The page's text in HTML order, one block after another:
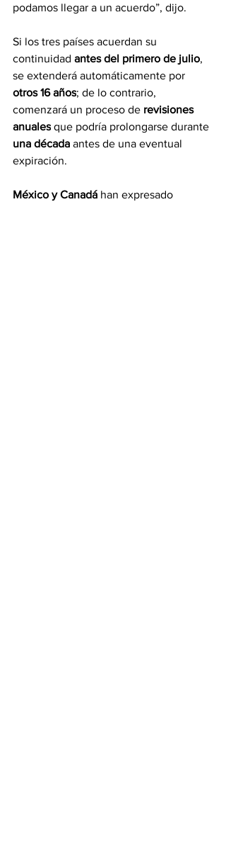
podamos llegar a un acuerdo”, dijo.
Si los tres países acuerdan su
continuidad antes del primero de julio,
se extenderá automáticamente por
otros 16 años; de lo contrario,
comenzará un proceso de revisiones
anuales que podría prolongarse durante
una década antes de una eventual
expiración.
México y Canadá han expresado